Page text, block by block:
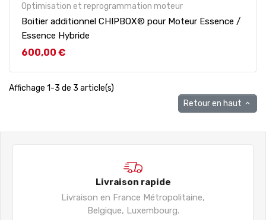
Optimisation et reprogrammation moteur
Boitier additionnel CHIPBOX® pour Moteur Essence /
Essence Hybride
Prix
600,00 €
Affichage 1-3 de 3 article(s)
Retour en haut 
Livraison rapide
Livraison en France Métropolitaine,
Belgique, Luxembourg.